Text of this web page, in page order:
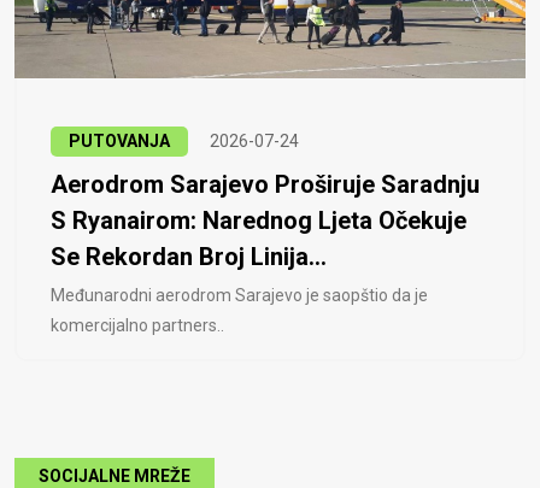
PUTOVANJA 2026-07-24
Aerodrom Sarajevo Proširuje Saradnju
S Ryanairom: Narednog Ljeta Očekuje
Se Rekordan Broj Linija...
Međunarodni aerodrom Sarajevo je saopštio da je
komercijalno partners..
SOCIJALNE MREŽE